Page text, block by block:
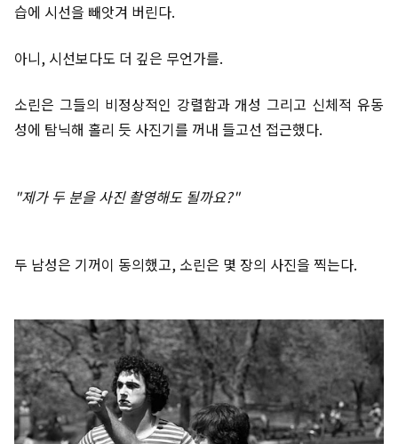
습에 시선을 빼앗겨 버린다.
아니, 시선보다도 더 깊은 무언가를.
소린은 그들의 비정상적인 강렬함과 개성 그리고 신체적 유동
성에 탐닉해 홀리 듯 사진기를 꺼내 들고선 접근했다.
"제가 두 분을 사진 촬영해도 될까요?"
두 남성은 기꺼이 동의했고, 소린은 몇 장의 사진을 찍는다.